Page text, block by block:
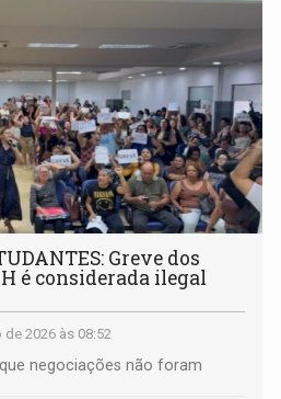
Greve dos
é considerada ilegal
2026 às 08:52
negociações não foram